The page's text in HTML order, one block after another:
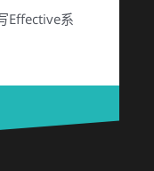
Effective系